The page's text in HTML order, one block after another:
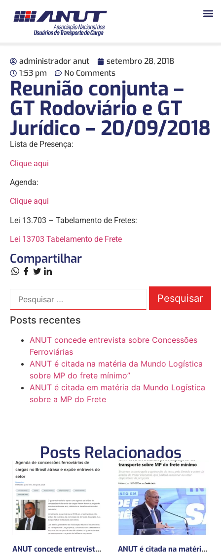
administrador anut
setembro 28, 2018
1:53 pm
No Comments
Reunião conjunta –
GT Rodoviário e GT
Jurídico – 20/09/2018
Lista de Presença:
Clique aqui
Agenda:
Clique aqui
Lei 13.703 – Tabelamento de Fretes:
Lei 13703 Tabelamento de Frete
Compartilhar
Posts recentes
ANUT concede entrevista sobre Concessões
Ferroviárias
ANUT é citada na matéria da Mundo Logística
sobre MP do frete mínimo”
ANUT é citada em matéria da Mundo Logística
sobre a MP do Frete
Posts Relacionados
ANUT concede entrevista sobre Concessões Ferroviárias ANUT é citada na matéria da Mundo Logística sobre MP do frete mínimo”